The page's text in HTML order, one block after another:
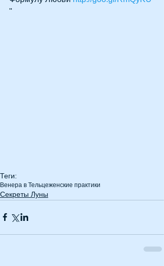
"
Теги:
Венера в Тельцеженские практики
Секреты Луны